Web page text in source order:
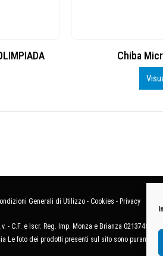
Chiba
Generali di Utilizzo - Cookies - Privacy
e Iscr. Reg. Imp. Monza e Brianza
Le foto dei prodotti presenti sul sito sono